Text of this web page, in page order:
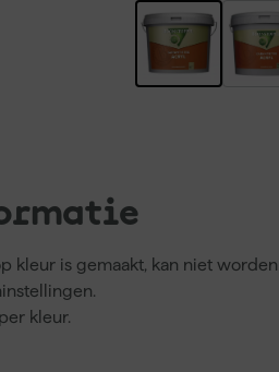
kleur is gemaakt, kan niet
kleur.